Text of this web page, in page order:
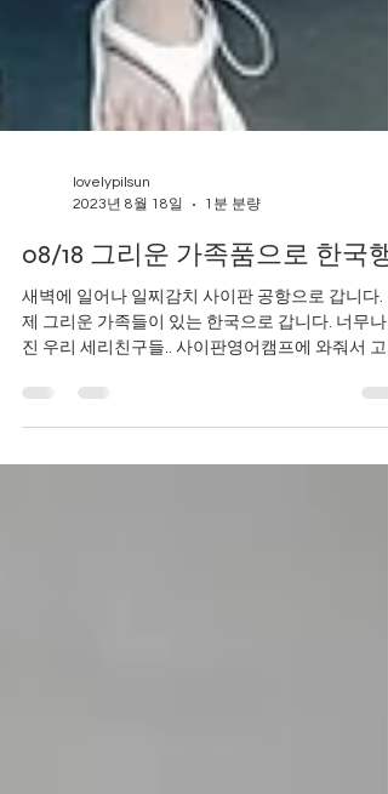
2023년 8월 18일
1분 분량
08/18 그리운 가족품으로 한국행
새벽에 일어나 일찌감치 사이판 공항으로 갑니다.
제 그리운 가족들이 있는 한국으로 갑니다. 너무나
진 우리 세리친구들.. 사이판영어캠프에 와줘서 고